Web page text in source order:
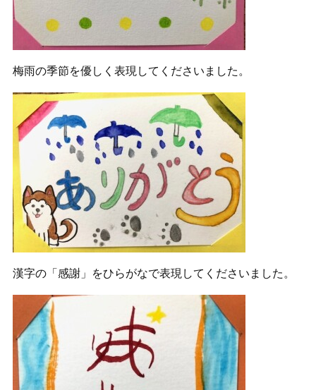
梅雨の季節を優しく表現してくださいました。
漢字の「感謝」をひらがなで表現してくださいました。